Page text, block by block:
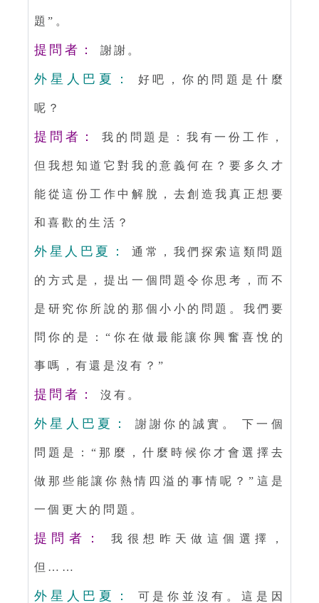
題”。
提問者： 謝謝。
外星人巴夏： 好吧，你的問題是什麼
呢？
提問者： 我的問題是：我有一份工作，
但我想知道它對我的意義何在？要多久才
能從這份工作中解脫，去創造我真正想要
和喜歡的生活？
外星人巴夏： 通常，我們探索這類問題
的方式是，提出一個問題令你思考，而不
是研究你所說的那個小小的問題。我們要
問你的是：“你在做最能讓你興奮喜悅的
事嗎，有還是沒有？”
提問者： 沒有。
外星人巴夏： 謝謝你的誠實。 下一個
問題是：“那麼，什麼時候你才會選擇去
做那些能讓你熱情四溢的事情呢？”這是
一個更大的問題。
提問者： 我很想昨天做這個選擇，
但……
外星人巴夏： 可是你並沒有。這是因